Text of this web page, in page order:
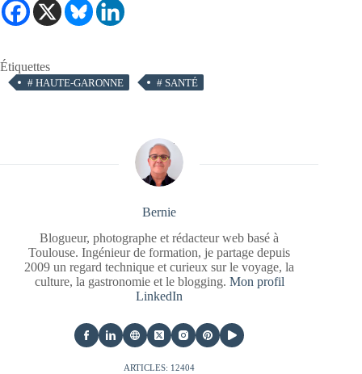
Étiquettes
# HAUTE-GARONNE # SANTÉ
Bernie
Blogueur, photographe et rédacteur web basé à
Toulouse. Ingénieur de formation, je partage depuis
2009 un regard technique et curieux sur le voyage, la
culture, la gastronomie et le blogging. Mon profil
LinkedIn
ARTICLES: 12404